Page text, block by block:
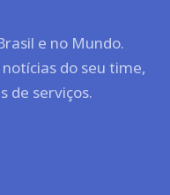
e no Mundo.
do seu time,
de serviços.